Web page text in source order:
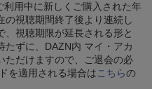
用中に新しくご購入された年
の視聴期間終了後より連続し
、視聴期限が延長される形と
たずに、DAZN内 マイ・アカ
ただけますので、ご退会の必
を適用される場合は こちらの